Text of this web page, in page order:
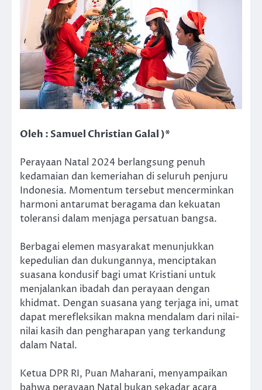
Oleh : Samuel Christian Galal )*
Perayaan Natal 2024 berlangsung penuh
kedamaian dan kemeriahan di seluruh penjuru
Indonesia. Momentum tersebut mencerminkan
harmoni antarumat beragama dan kekuatan
toleransi dalam menjaga persatuan bangsa.
Berbagai elemen masyarakat menunjukkan
kepedulian dan dukungannya, menciptakan
suasana kondusif bagi umat Kristiani untuk
menjalankan ibadah dan perayaan dengan
khidmat. Dengan suasana yang terjaga ini, umat
dapat merefleksikan makna mendalam dari nilai-
nilai kasih dan pengharapan yang terkandung
dalam Natal.
Ketua DPR RI, Puan Maharani, menyampaikan